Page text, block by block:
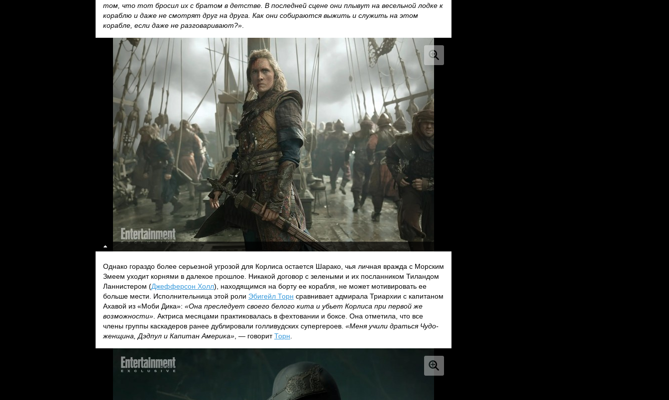
том, что тот бросил их с братом в детстве. В последней сцене они плывут на весельной лодке к
кораблю и даже не смотрят друг на друга. Как они собираются выжить и служить на этом
корабле, если даже не разговаривают?»
Однако гораздо более серьезной угрозой для Корлиса остается Шарако, чья личная вражда с Морским
Змеем уходит корнями в далекое прошлое. Никакой договор с зелеными и их посланником Тиландом
Ланнистером (Джефферсон Холл), находящимся на борту ее корабля, не может мотивировать ее
больше мести. Исполнительница этой роли Эбигейл Торн сравнивает адмирала Триархии с капитаном
Ахавой из «Моби Дика»: «Она преследует своего белого кита и убьет Корлиса при первой же
возможности» . Актриса месяцами практиковалась в фехтовании и боксе. Она отметила, что все
члены группы каскадеров ранее дублировали голливудских супергероев. «Меня учили драться Чудо-
женщина, Дэдпул и Капитан Америка» , — говоритТорн